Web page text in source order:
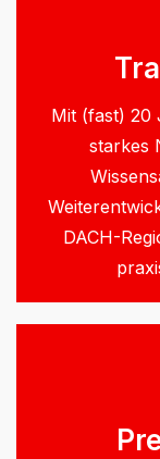
Mit (fast) 20
starkes
DACH-